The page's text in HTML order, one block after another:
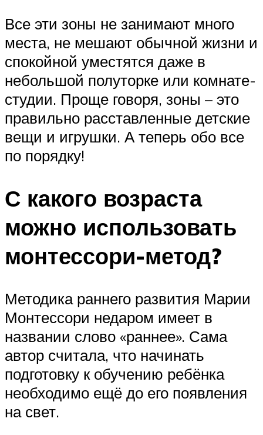
Все эти зоны не занимают много
места, не мешают обычной жизни и
спокойной уместятся даже в
небольшой полуторке или комнате-
студии. Проще говоря, зоны – это
правильно расставленные детские
вещи и игрушки. А теперь обо все
по порядку!
С какого возраста
можно использовать
монтессори-метод?
Методика раннего развития Марии
Монтессори недаром имеет в
названии слово «раннее». Сама
автор считала, что начинать
подготовку к обучению ребёнка
необходимо ещё до его появления
на свет.